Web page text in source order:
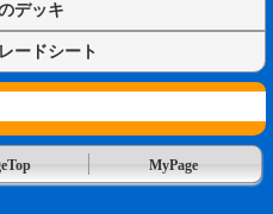
デッキ
ードシート
MyPage